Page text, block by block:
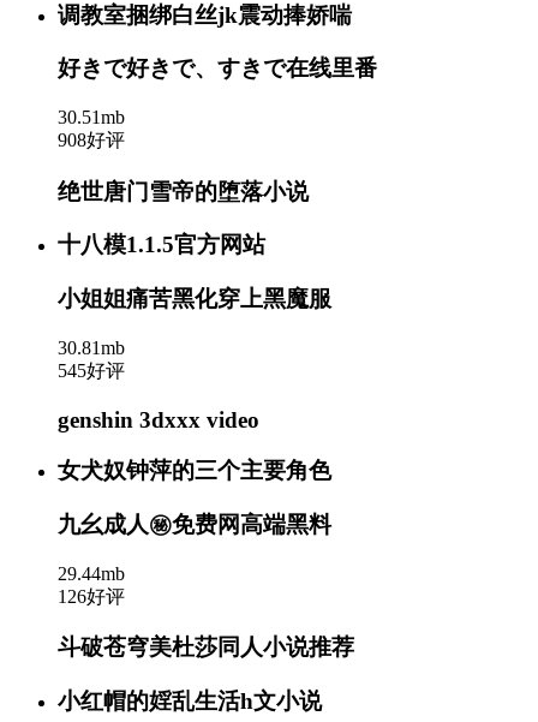
调教室捆绑白丝jk震动捧娇喘
好きで好きで、すきで在线里番
30.51mb
908好评
绝世唐门雪帝的堕落小说
十八模1.1.5官方网站
小姐姐痛苦黑化穿上黑魔服
30.81mb
545好评
genshin 3dxxx video
女犬奴钟萍的三个主要角色
九幺成人㊙️免费网高端黑料
29.44mb
126好评
斗破苍穹美杜莎同人小说推荐
小红帽的婬乱生活h文小说